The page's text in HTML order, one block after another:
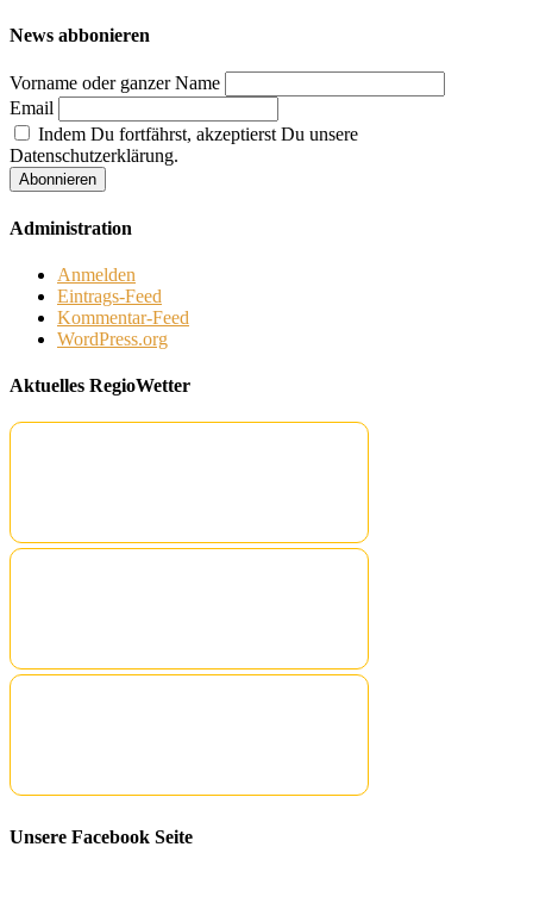
News abbonieren
Vorname oder ganzer Name
Email
Indem Du fortfährst, akzeptierst Du unsere
Datenschutzerklärung.
Administration
Anmelden
Eintrags-Feed
Kommentar-Feed
WordPress.org
Aktuelles RegioWetter
Unsere Facebook Seite